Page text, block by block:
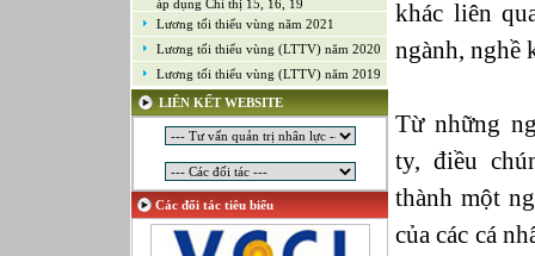
Lập trình Game
Luật
Môi giới chứng khoán
Mỹ thuật công nghiệp
Nghiên cứu và Phát triển
Ngoại ngữ
Nhân sự
Nhân sự - Hành chính
Nhiều lĩnh vực
Phát triển kinh doanh
áp dụng Chỉ thị 15, 16, 19
Lương tối thiểu vùng năm 2021
Lương tối thiểu vùng (LTTV) năm 2020
Lương tối thiểu vùng (LTTV) năm 2019
LIÊN KẾT WEBSITE
Các đối tác tiêu biểu
khác liên
ngành, nghề
Từ những
ty, điều
thành một
của các cá